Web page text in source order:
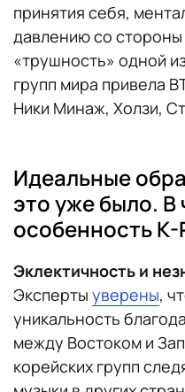
принятия себя,
давлению со
«трушность» одной
групп мира привела
Ники Минаж, Холзи,
Идеальные
это уже было. В
особенность K-
Эклектичность и
Эксперты уверены,
уникальность
между Востоком и
корейских групп